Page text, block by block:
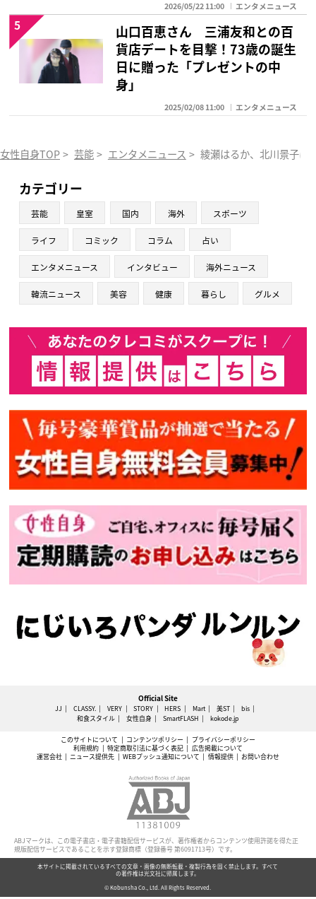
2026/05/22 11:00 エンタメニュース
山口百恵さん 三浦友和との百
貨店デートを目撃！73歳の誕生
日に贈った「プレゼントの中
身」
2025/02/08 11:00 エンタメニュース
5
女性自身TOP > 芸能 > エンタメニュース > 綾瀬はるか、北川景子ほ
カテゴリー
芸能 皇室 国内 海外 スポーツ
ライフ コミック コラム 占い
エンタメニュース インタビュー 海外ニュース
韓流ニュース 美容 健康 暮らし グルメ
Official Site
JJ CLASSY. VERY STORY HERS Mart 美ST
bis
和食スタイル
女性自身 SmartFLASH kokode.jp
このサイトについて コンテンツポリシー
プライバシーポリシー
利用規約
特定商取引法に基づく表記
広告掲載について
運営会社
ニュース提供先 WEBプッシュ通知について 情報提供 お問い合わせ
ABJマークは、この電子書店・電子書籍配信サービスが、著作権者からコンテンツ使用許諾を得た正
規版配信サービスであることを示す登録商標（登録番号 第6091713号）です。
本サイトに掲載されているすべての文章・画像の無断転載・複製行為を固く禁止します。すべて
の著作権は光文社に帰属します。
© Kobunsha Co., Ltd. All Rights Reserved.